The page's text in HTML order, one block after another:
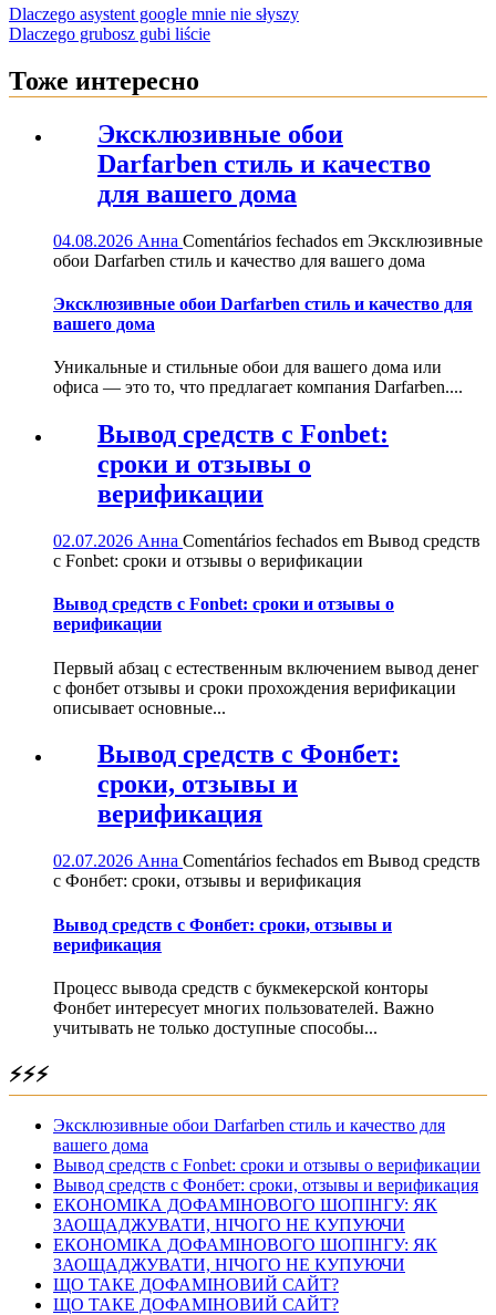
Dlaczego asystent google mnie nie słyszy
Dlaczego grubosz gubi liście
Тоже интересно
Эксклюзивные обои
Darfarben стиль и качество
для вашего дома
04.08.2026 Анна Comentários fechados em Эксклюзивные
обои Darfarben стиль и качество для вашего дома
Эксклюзивные обои Darfarben стиль и качество для
вашего дома
Уникальные и стильные обои для вашего дома или
офиса — это то, что предлагает компания Darfarben....
Вывод средств с Fonbet:
сроки и отзывы о
верификации
02.07.2026 Анна Comentários fechados em Вывод средств
с Fonbet: сроки и отзывы о верификации
Вывод средств с Fonbet: сроки и отзывы о
верификации
Первый абзац с естественным включением вывод денег
с фонбет отзывы и сроки прохождения верификации
описывает основные...
Вывод средств с Фонбет:
сроки, отзывы и
верификация
02.07.2026 Анна Comentários fechados em Вывод средств
с Фонбет: сроки, отзывы и верификация
Вывод средств с Фонбет: сроки, отзывы и
верификация
Процесс вывода средств с букмекерской конторы
Фонбет интересует многих пользователей. Важно
учитывать не только доступные способы...
⚡⚡⚡
Эксклюзивные обои Darfarben стиль и качество для
вашего дома
Вывод средств с Fonbet: сроки и отзывы о верификации
Вывод средств с Фонбет: сроки, отзывы и верификация
ЕКОНОМІКА ДОФАМІНОВОГО ШОПІНГУ: ЯК
ЗАОЩАДЖУВАТИ, НІЧОГО НЕ КУПУЮЧИ
ЕКОНОМІКА ДОФАМІНОВОГО ШОПІНГУ: ЯК
ЗАОЩАДЖУВАТИ, НІЧОГО НЕ КУПУЮЧИ
ЩО ТАКЕ ДОФАМІНОВИЙ САЙТ?
ЩО ТАКЕ ДОФАМІНОВИЙ САЙТ?